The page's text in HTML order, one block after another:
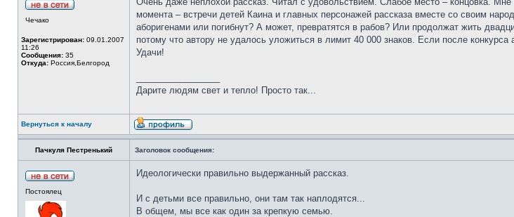
Чечако
Зарегистрирован: 09.01.2007
11:26
Сообщения: 35
Откуда: Россия,Белгород
момента – встречи детей Каина и главных персонажей рассказа вместе со своим
аборигенами или погибнут? А может, превратятся в рабов? Или продолжат жить
потому что автору не удалось уложиться в лимит 40 000 знаков. Если после
Удачи!
Дарите людям свет и тепло! Просто так...
Вернуться к началу
Пачкуля Пестренький Заголовок сообщения:
Постоялец
Идеологически правильно выдержанный рассказ.
И с детьми все правильно, они там так наплодятся...
В общем, мы все как один за крепкую семью.